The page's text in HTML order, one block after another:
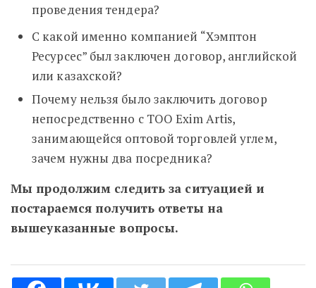
проведения тендера?
С какой именно компанией “Хэмптон
Ресурсес” был заключен договор, английской
или казахской?
Почему нельзя было заключить договор
непосредственно с ТОО Exim Artis,
занимающейся оптовой торговлей углем,
зачем нужны два посредника?
Мы продолжим следить за ситуацией и
постараемся получить ответы на
вышеуказанные вопросы.